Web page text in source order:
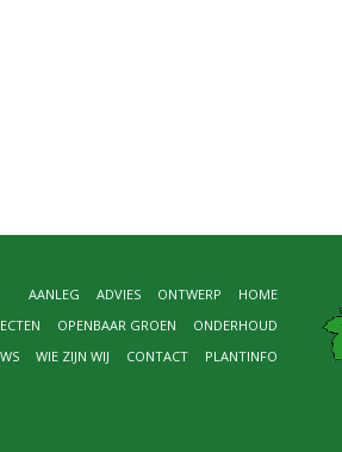
HOME
ONTWERP
ADVIES
AANLEG
ONDERHOUD
OPENBAAR GROEN
PLANTINFO
CONTACT
WIE ZIJN WIJ